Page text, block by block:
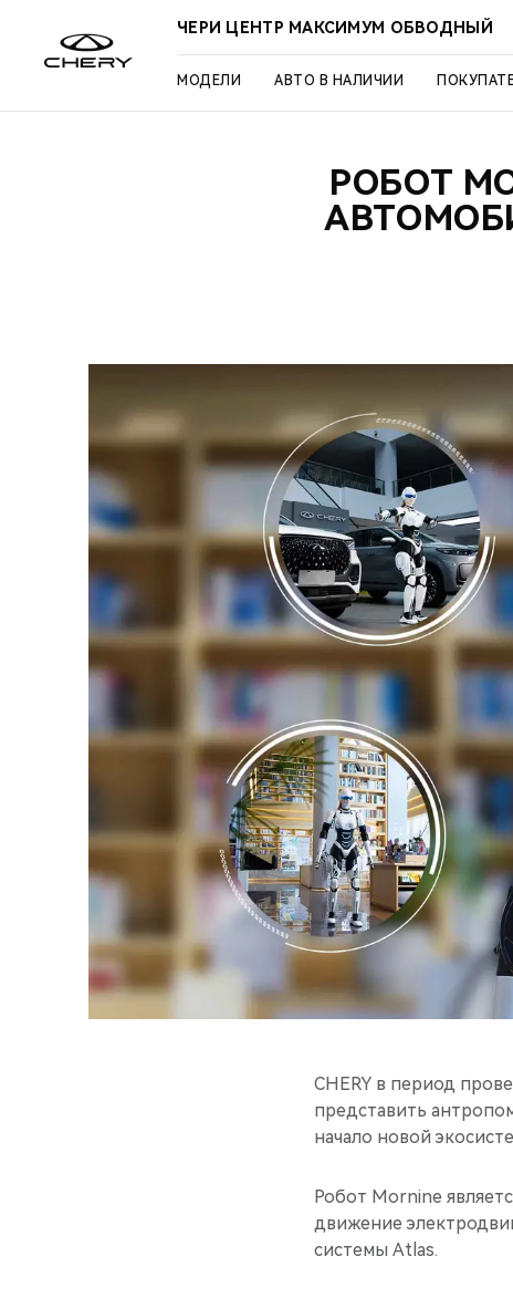
ЧЕРИ ЦЕНТР МАКСИМУМ ОБВОДНЫЙ
МОДЕЛИ АВТО В НАЛИЧИИ
РОБОТ
CHERY в период
представить
начало новой
Робот Mornine
движение
системы Atlas.